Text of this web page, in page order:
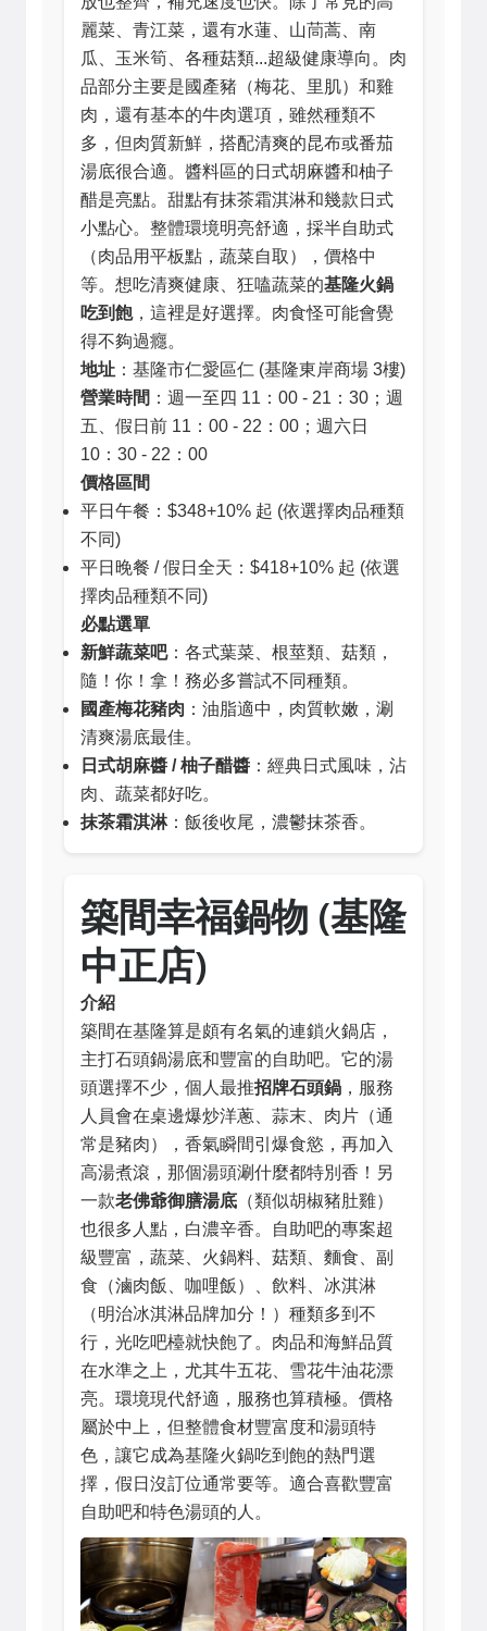
麗菜、青江菜，還有水蓮、山茼蒿、南
瓜、玉米筍、各種菇類...超級健康導向。肉
品部分主要是國產豬（梅花、里肌）和雞
肉，還有基本的牛肉選項，雖然種類不
多，但肉質新鮮，搭配清爽的昆布或番茄
湯底很合適。醬料區的日式胡麻醬和柚子
醋是亮點。甜點有抹茶霜淇淋和幾款日式
小點心。整體環境明亮舒適，採半自助式
（肉品用平板點，蔬菜自取），價格中
等。想吃清爽健康、狂嗑蔬菜的基隆火鍋
吃到飽，這裡是好選擇。肉食怪可能會覺
得不夠過癮。
地址 ：基隆市仁愛區仁 (基隆東岸商場 3樓)
營業時間 ：週一至四 11：00 - 21：30；週
五、假日前 11：00 - 22：00；週六日
10：30 - 22：00
價格區間
平日午餐：$348+10% 起 (依選擇肉品種類
不同)
平日晚餐 / 假日全天：$418+10% 起 (依選
擇肉品種類不同)
必點選單
新鮮蔬菜吧：各式葉菜、根莖類、菇類，
隨！你！拿！務必多嘗試不同種類。
國產梅花豬肉 ：油脂適中，肉質軟嫩，涮
清爽湯底最佳。
日式胡麻醬 / 柚子醋醬 ：經典日式風味，沾
肉、蔬菜都好吃。
抹茶霜淇淋：飯後收尾，濃鬱抹茶香。
築間幸福鍋物 (基隆
中正店)
介紹
築間在基隆算是頗有名氣的連鎖火鍋店，
主打石頭鍋湯底和豐富的自助吧。它的湯
頭選擇不少，個人最推招牌石頭鍋 ，服務
人員會在桌邊爆炒洋蔥、蒜末、肉片（通
常是豬肉），香氣瞬間引爆食慾，再加入
高湯煮滾，那個湯頭涮什麼都特別香！另
一款老佛爺御膳湯底 （類似胡椒豬肚雞）
也很多人點，白濃辛香。自助吧的專案超
級豐富，蔬菜、火鍋料、菇類、麵食、副
食（滷肉飯、咖哩飯）、飲料、冰淇淋
（明治冰淇淋品牌加分！）種類多到不
行，光吃吧檯就快飽了。肉品和海鮮品質
在水準之上，尤其牛五花、雪花牛油花漂
亮。環境現代舒適，服務也算積極。價格
屬於中上，但整體食材豐富度和湯頭特
色，讓它成為基隆火鍋吃到飽的熱門選
擇，假日沒訂位通常要等。適合喜歡豐富
自助吧和特色湯頭的人。